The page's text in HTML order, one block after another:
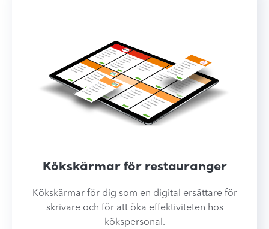
Kökskärmar för restauranger
Kökskärmar för dig som en digital ersättare för
skrivare och för att öka effektiviteten hos
kökspersonal.